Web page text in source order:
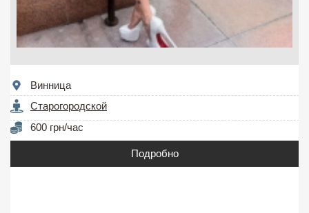
Винница
Старогородской
600 грн/час
Подробно